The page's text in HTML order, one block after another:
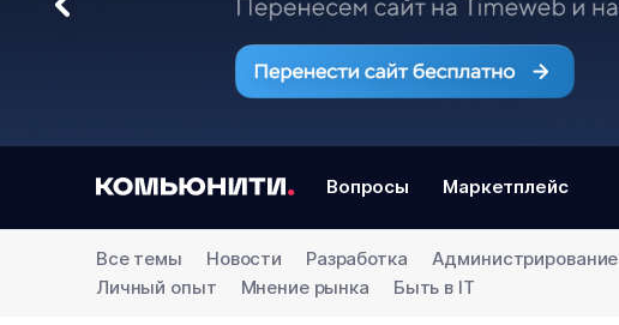
Вопросы Маркетплейс
Все темы Новости Разработка Администрирование
Личный опыт
Мнение рынка Быть в IT